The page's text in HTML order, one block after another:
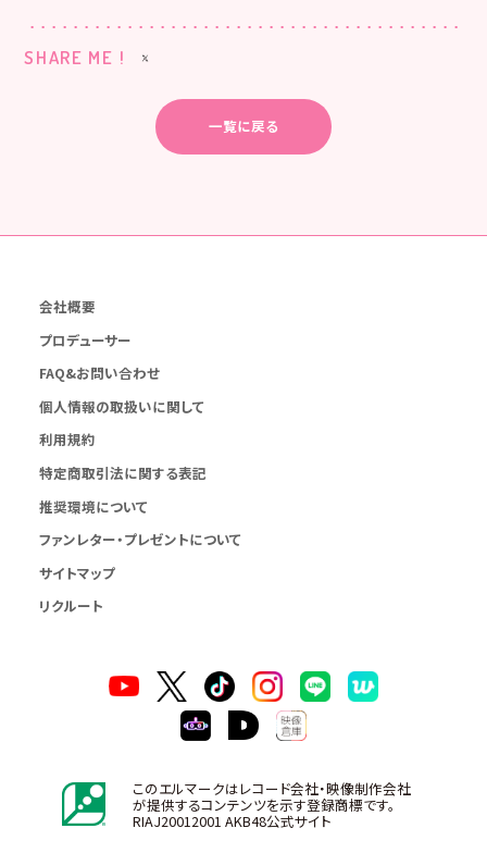
SHARE ME !
一覧に戻る
会社概要
プロデューサー
FAQ&お問い合わせ
個人情報の取扱いに関して
利用規約
特定商取引法に関する表記
推奨環境について
ファンレター・プレゼントについて
サイトマップ
リクルート
このエルマークはレコード会社・映像制作会社
が提供するコンテンツを示す登録商標です。
RIAJ20012001 AKB48公式サイト